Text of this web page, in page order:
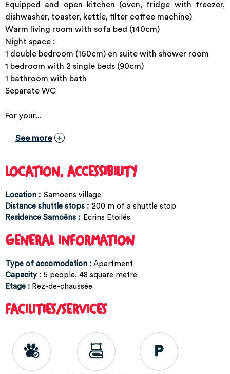
Equipped and open kitchen (oven, fridge with freezer,
dishwasher, toaster, kettle, filter coffee machine)
Warm living room with sofa bed (140cm)
Night space :
1 double bedroom (160cm) en suite with shower room
1 bedroom with 2 single beds (90cm)
1 bathroom with bath
Separate WC
For your...
See more
LOCATION, ACCESSIBILITY
Location : Samoëns village
Distance shuttle stops : 200 m of a shuttle stop
Residence Samoëns : Ecrins Etoilés
GENERAL INFORMATION
Type of accomodation : Apartment
Capacity : 5 people 48 square metre
Etage : Rez-de-chaussée
FACILITIES/SERVICES